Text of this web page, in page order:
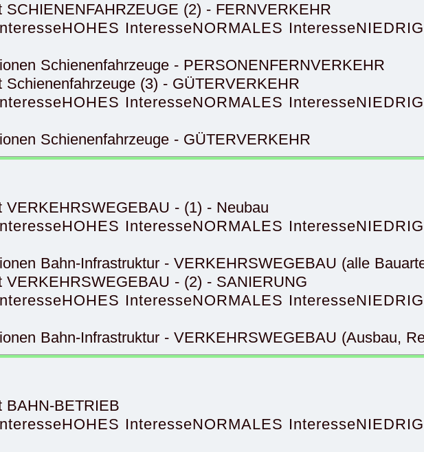
SCHIENENFAHRZEUGE (2) - FERNVERKEHR
HOHES InteresseNORMALES Interesse
Schienenfahrzeuge - PERSONENFERNVERKEHR
Schienenfahrzeuge (3) - GÜTERVERKEHR
HOHES InteresseNORMALES Interesse
Schienenfahrzeuge - GÜTERVERKEHR
VERKEHRSWEGEBAU - (1) - Neubau
HOHES InteresseNORMALES Interesse
Bahn-Infrastruktur - VERKEHRSWEGEBAU (alle
VERKEHRSWEGEBAU - (2) - SANIERUNG
HOHES InteresseNORMALES Interesse
Bahn-Infrastruktur - VERKEHRSWEGEBAU (Ausbau,
BAHN-BETRIEB
HOHES InteresseNORMALES Interesse